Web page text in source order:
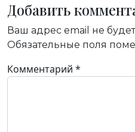
Добавить
Ваш адрес email не
Обязательные поля
Комментарий *